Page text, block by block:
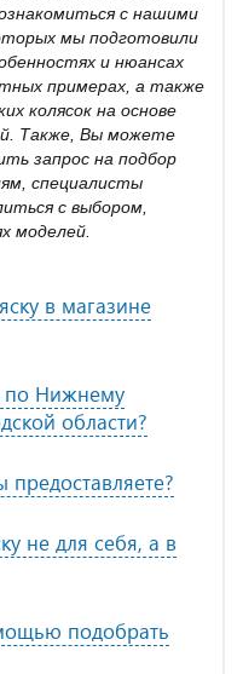
с нашими
мы подготовили
и нюансах
примерах, а также
колясок на основе
Также, Вы можете
запрос на подбор
специалисты
с выбором,
моделей.
в магазине
по Нижнему
области?
не для себя, а в
подобрать